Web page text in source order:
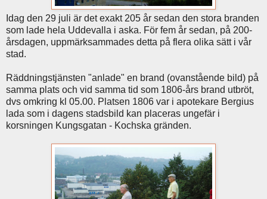
Idag den 29 juli är det exakt 205 år sedan den stora branden
som lade hela Uddevalla i aska. För fem år sedan, på 200-
årsdagen, uppmärksammades detta på flera olika sätt i vår
stad.
Räddningstjänsten "anlade" en brand (ovanstående bild) på
samma plats och vid samma tid som 1806-års brand utbröt,
dvs omkring kl 05.00. Platsen 1806 var i apotekare Bergius
lada som i dagens stadsbild kan placeras ungefär i
korsningen Kungsgatan - Kochska gränden.